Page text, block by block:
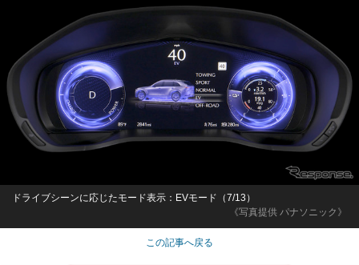
《写真提供 パナソニック》
ドライブシーンに応じたモード表示：EVモード（7/13）
この記事へ戻る